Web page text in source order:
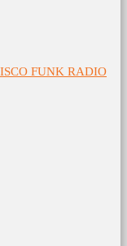
FUNK RADIO